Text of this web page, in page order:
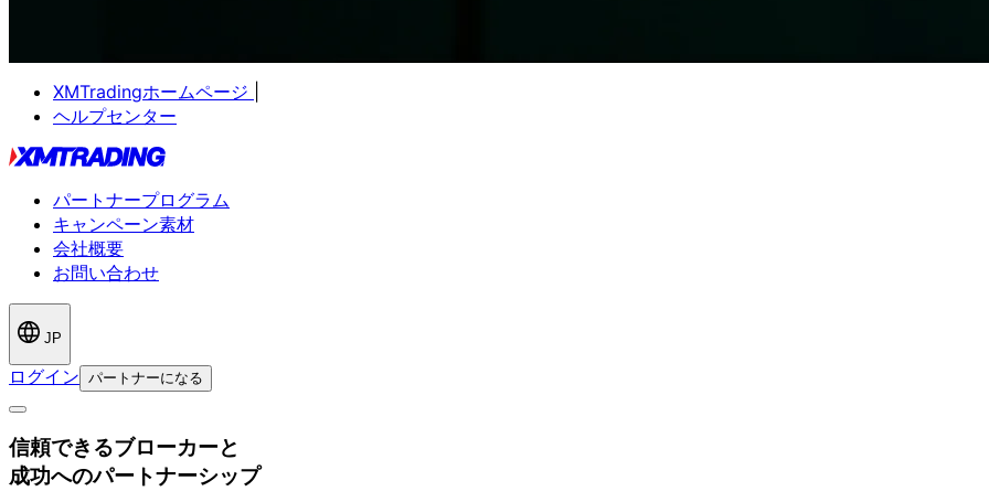
XMTradingホームページ
ヘルプセンター
パートナープログラム
キャンペーン素材
会社概要
お問い合わせ
JP
ログイン パートナーになる
信頼できるブローカーと
成功へのパートナーシップ